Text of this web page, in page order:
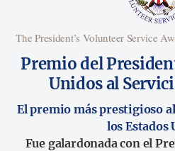
The President’s Volunteer Service
Premio del
Unidosal
El premio más prestigioso
los Estados
Fue galardonada con el